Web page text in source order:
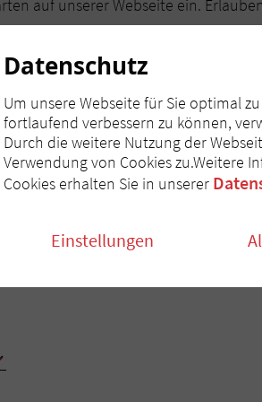
auf unserer Webseite ein.
Datenschutz
Um unsere Webseite für Sie optimal
fortlaufend verbessern zu können,
Durch die weitere Nutzung der
Verwendung von Cookies zu.Weitere
Cookies erhalten Sie in unserer
Einstellungen